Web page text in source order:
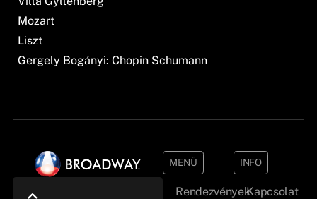
Mozart
Liszt
Gergely Bogányi: Chopin Schumann
MENÜ
Rendezvények
INFO
Kapcsolat